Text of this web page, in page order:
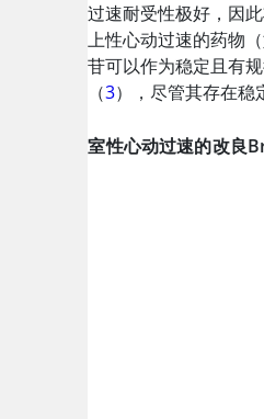
过速耐受性极好，因
上性心动过速的药物
苷可以作为稳定且有
（3），尽管其存在
室性心动过速的改良